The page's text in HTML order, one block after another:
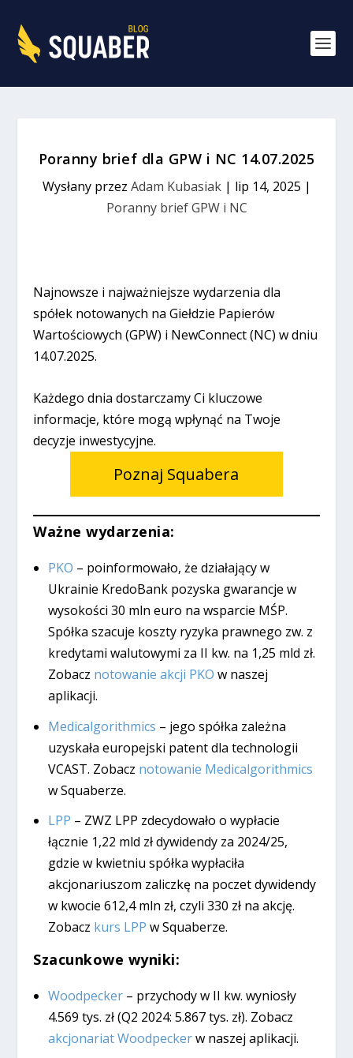
Poranny brief dla GPW i NC 14.07.2025
Wysłany przez Adam Kubasiak| lip 14, 2025 |
Poranny brief GPW i NC
Najnowsze i najważniejsze wydarzenia dla
spółek notowanych na Giełdzie Papierów
Wartościowych (GPW) i NewConnect (NC) w dniu
14.07.2025.
Każdego dnia dostarczamy Ci kluczowe
informacje, które mogą wpłynąć na Twoje
decyzje inwestycyjne.
Poznaj Squabera
Ważne wydarzenia:
PKO – poinformowało, że działający w
Ukrainie KredoBank pozyska gwarancje w
wysokości 30 mln euro na wsparcie MŚP.
Spółka szacuje koszty ryzyka prawnego zw. z
kredytami walutowymi za II kw. na 1,25 mld zł.
Zobacz notowanie akcji PKO w naszej
aplikacji.
Medicalgorithmics – jego spółka zależna
uzyskała europejski patent dla technologii
VCAST. Zobacz notowanie Medicalgorithmics
w Squaberze.
LPP – ZWZ LPP zdecydowało o wypłacie
łącznie 1,22 mld zł dywidendy za 2024/25,
gdzie w kwietniu spółka wypłaciła
akcjonariuszom zaliczkę na poczet dywidendy
w kwocie 612,4 mln zł, czyli 330 zł na akcję.
Zobacz kurs LPP w Squaberze.
Szacunkowe wyniki:
Woodpecker– przychody w II kw. wyniosły
4.569 tys. zł (Q2 2024: 5.867 tys. zł). Zobacz
akcjonariat Woodpeckerw naszej aplikacji.